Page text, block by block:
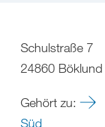
Schulstraße 7
24860 Böklund
Gehört zu:
Süd